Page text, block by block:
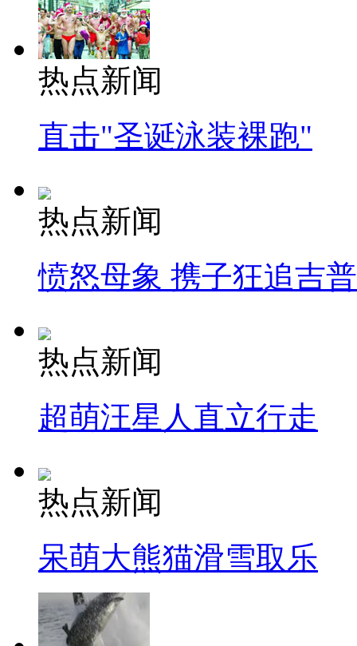
热点新闻
直击"圣诞泳装裸跑"
热点新闻
愤怒母象 携子狂追吉
热点新闻
超萌汪星人直立行走
热点新闻
呆萌大熊猫滑雪取乐